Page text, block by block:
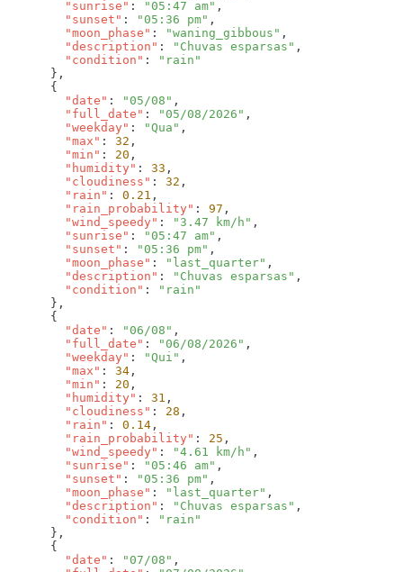
        "sunrise"
: "05:47 am"
        "sunset"
: "05:36 pm"
        "moon_phase"
: "waning_gibbous"
        "description"
: "Chuvas esparsas"
        "condition"
:
        "date"
: "05/08"
        "full_date"
: "05/08/2026"
        "weekday"
: "Qua"
        "max"
: 32
        "min"
: 20
        "humidity"
: 33
        "cloudiness"
: 32
        "rain"
: 0.21
        "rain_probability"
: 97
        "wind_speedy"
: "3.47 km/h"
        "sunrise"
: "05:47 am"
        "sunset"
: "05:36 pm"
        "moon_phase"
: "last_quarter"
        "description"
: "Chuvas esparsas"
        "condition"
:
        "date"
: "06/08"
        "full_date"
: "06/08/2026"
        "weekday"
: "Qui"
        "max"
: 34
        "min"
: 20
        "humidity"
: 31
        "cloudiness"
: 28
        "rain"
: 0.14
        "rain_probability"
: 25
        "wind_speedy"
: "4.61 km/h"
        "sunrise"
: "05:46 am"
        "sunset"
: "05:36 pm"
        "moon_phase"
: "last_quarter"
        "description"
: "Chuvas esparsas"
        "condition"
:
        "date"
: "07/08"